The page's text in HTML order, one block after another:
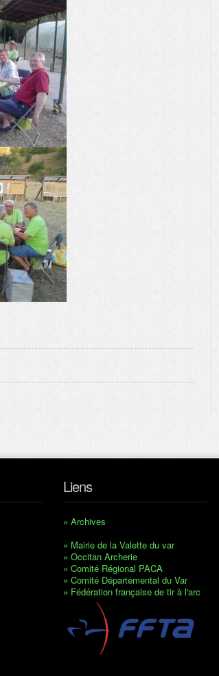
Liens
» Archives
» Mairie de la Valette du var
» Occitan Archerie
» Comité Régional PACA
» Comité Départemental du Var
» Fédération française de tir à l'arc